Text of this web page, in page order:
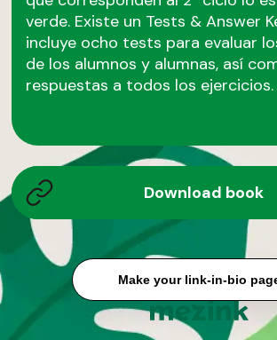
verde. Existe un Tests & Answer
incluye ocho tests para evaluar
de los alumnos y alumnas, así
respuestas a todos los ejercicios.
Download book
Make your link-in-bio